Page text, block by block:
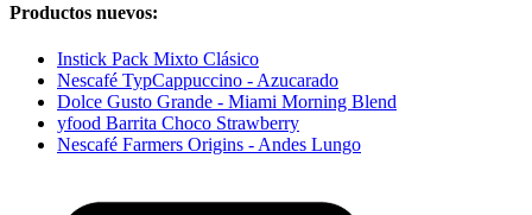
Productos nuevos:
Instick Pack Mixto Clásico
Nescafé TypCappuccino - Azucarado
Dolce Gusto Grande - Miami Morning Blend
yfood Barrita Choco Strawberry
Nescafé Farmers Origins - Andes Lungo